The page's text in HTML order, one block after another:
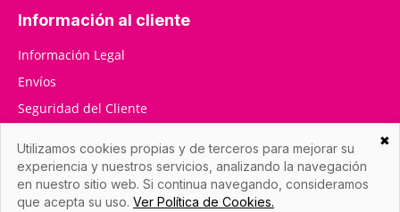
Información al cliente
Información Legal
Envíos
Seguridad del Cliente
Contáctenos
✖
Utilizamos cookies propias y de terceros para mejorar su
experiencia y nuestros servicios, analizando la navegación
en nuestro sitio web. Si continua navegando, consideramos
que acepta su uso. Ver Política de Cookies.